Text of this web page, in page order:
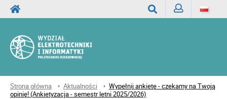
Strona główna Aktualności
Wypełnij ankietę - czekamy na Twoją
opinię! (Ankietyzacja - semestr letni 2025/2026)